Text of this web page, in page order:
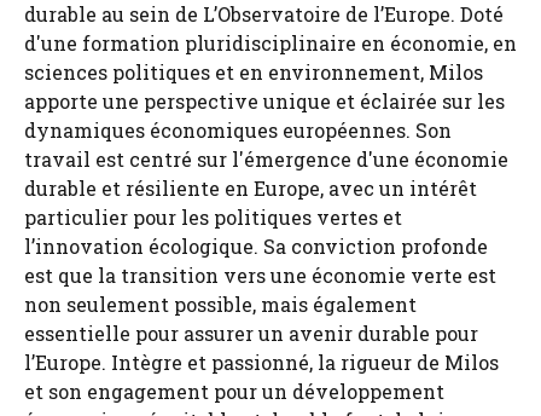
durable au sein de L’Observatoire de l’Europe. Doté
d'une formation pluridisciplinaire en économie, en
sciences politiques et en environnement, Milos
apporte une perspective unique et éclairée sur les
dynamiques économiques européennes. Son
travail est centré sur l'émergence d'une économie
durable et résiliente en Europe, avec un intérêt
particulier pour les politiques vertes et
l’innovation écologique. Sa conviction profonde
est que la transition vers une économie verte est
non seulement possible, mais également
essentielle pour assurer un avenir durable pour
l’Europe. Intègre et passionné, la rigueur de Milos
et son engagement pour un développement